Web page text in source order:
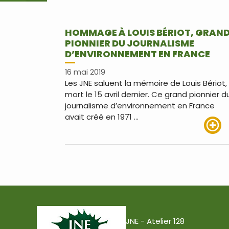
HOMMAGE À LOUIS BÉRIOT,
PIONNIER DU JOURNALISME
D’ENVIRONNEMENT EN FRANCE
16 mai 2019
Les JNE saluent la mémoire de Louis Bériot,
mort le 15 avril dernier. Ce grand pionnier
journalisme d’environnement en France
avait créé en 1971 …
JNE - Atelier 128